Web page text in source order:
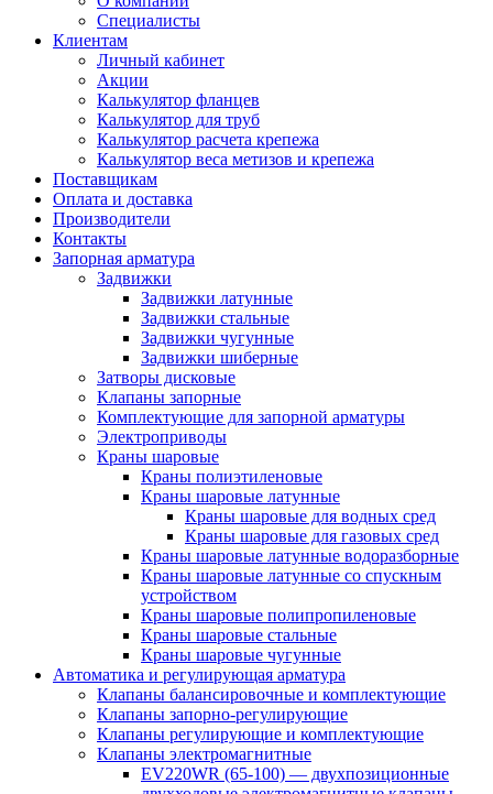
Специалисты
Клиентам
Личный кабинет
Акции
Калькулятор фланцев
Калькулятор для труб
Калькулятор расчета крепежа
Калькулятор веса метизов и крепежа
Поставщикам
Оплата и доставка
Производители
Контакты
Запорная арматура
Задвижки
Задвижки латунные
Задвижки стальные
Задвижки чугунные
Задвижки шиберные
Затворы дисковые
Клапаны запорные
Комплектующие для запорной арматуры
Электроприводы
Краны шаровые
Краны полиэтиленовые
Краны шаровые латунные
Краны шаровые для водных сред
Краны шаровые для газовых сред
Краны шаровые латунные водоразборные
Краны шаровые латунные со спускным
устройством
Краны шаровые полипропиленовые
Краны шаровые стальные
Краны шаровые чугунные
Автоматика и регулирующая арматура
Клапаны балансировочные и комплектующие
Клапаны запорно-регулирующие
Клапаны регулирующие и комплектующие
Клапаны электромагнитные
EV220WR (65-100) — двухпозиционные